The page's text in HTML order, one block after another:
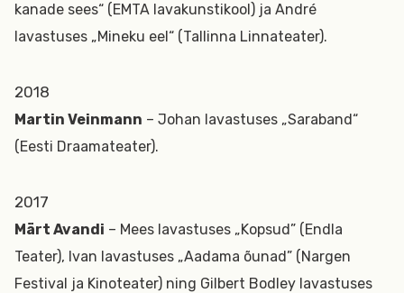
kanade sees“ (EMTA lavakunstikool) ja André
lavastuses „Mineku eel“ (Tallinna Linnateater).
2018
Martin Veinmann – Johan lavastuses „Saraband“
(Eesti Draamateater).
2017
Märt Avandi – Mees lavastuses „Kopsud” (Endla
Teater), Ivan lavastuses „Aadama õunad” (Nargen
Festival ja Kinoteater) ning Gilbert Bodley lavastuses